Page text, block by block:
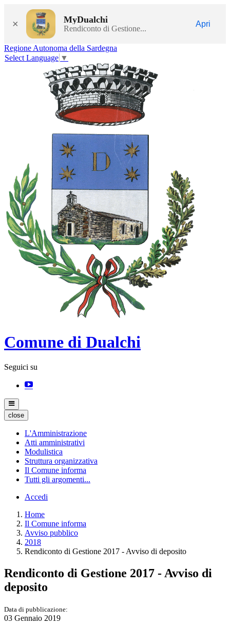
× MyDualchi
Rendiconto di Gestione...
Apri
Regione Autonoma della Sardegna
Select Language ▼
Comune di Dualchi
Seguici su
close
L'Amministrazione
Atti amministrativi
Modulistica
Struttura organizzativa
Il Comune informa
Tutti gli argomenti...
Accedi
Home
Il Comune informa
Avviso pubblico
2018
Rendiconto di Gestione 2017 - Avviso di deposito
Rendiconto di Gestione 2017 - Avviso di
deposito
Data di pubblicazione:
03 Gennaio 2019